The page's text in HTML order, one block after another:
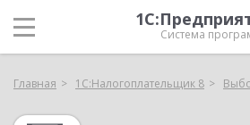
Система
Главная 1С:Налогоплательщик 8